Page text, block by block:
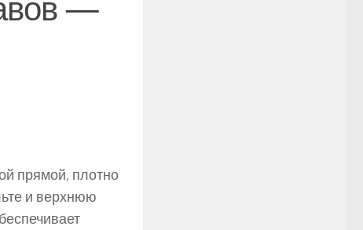
—
прямой, плотно
и верхнюю